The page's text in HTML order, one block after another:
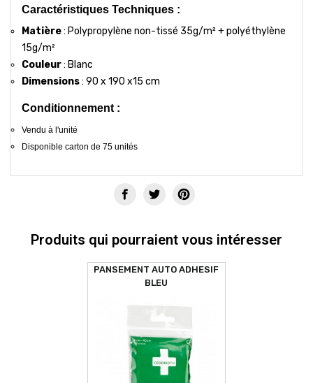
Caractéristiques Techniques :
Matière: Polypropylène non-tissé 35g/m² + polyéthylène
15g/m²
Couleur: Blanc
Dimensions: 90 x 190 x15 cm
Conditionnement :
Vendu à l'unité
Disponible carton de 75 unités
Produits qui pourraient vous intéresser
PANSEMENT AUTO ADHESIF
BLEU